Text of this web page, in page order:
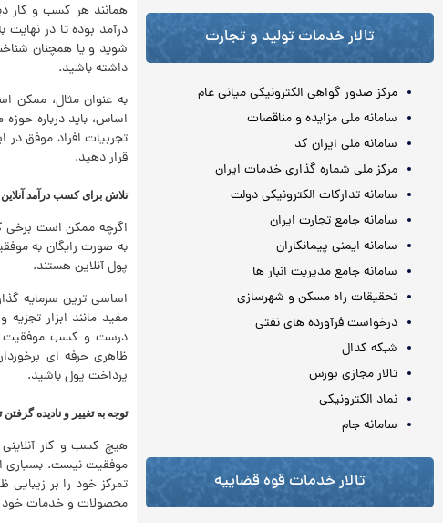
تالار خدمات تولید و تجارت
مرکز صدور گواهی الکترونیکی میانی عام
سامانه ملی مزایده و مناقصات
سامانه ملی ایران کد
مرکز ملی شماره گذاری خدمات ایران
سامانه تدارکات الکترونیکی دولت
سامانه جامع تجارت ایران
سامانه ایمنی پیمانکاران
سامانه جامع مدیریت انبار ها
تحقیقات راه مسکن و شهرسازی
درخواست فرآورده های نفتی
شبکه کدال
تالار مجازی بورس
نماد الکترونیکی
سامانه جام
تالار خدمات قوه قضاییه
همانند هر کسب و کار
درآمد بوده تا در
شوید و یا همچنان
داشته باشید.
به عنوان مثال، ممکن
اساس، باید درباره
تجربیات افراد موفق در
قرار دهید.
تلاش برای کسب درآمد
اگرچه ممکن است برخی
به صورت رایگان به
پول آنلاین هستند.
اساسی ترین سرمایه
مفید مانند ابزار
درست و کسب موفقیت
ظاهری حرفه ای
پرداخت پول باشید.
توجه به تغییر و نادیده گرفتن
هیچ کسب و کار
موفقیت نیست. بسیاری از
تمرکز خود را بر زیبایی
محصولات و خدمات خود